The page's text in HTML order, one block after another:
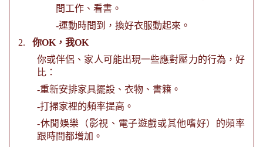
間工作、看書。
-運動時間到，換好衣服動起來。
2.
你OK ，我OK
你或伴侶、家人可能出現一些應對壓力的行為，好
比：
-重新安排家具擺設、衣物、書籍。
-打掃家裡的頻率提高。
-休閒娛樂（影視、電子遊戲或其他嗜好）的頻率
跟時間都增加。